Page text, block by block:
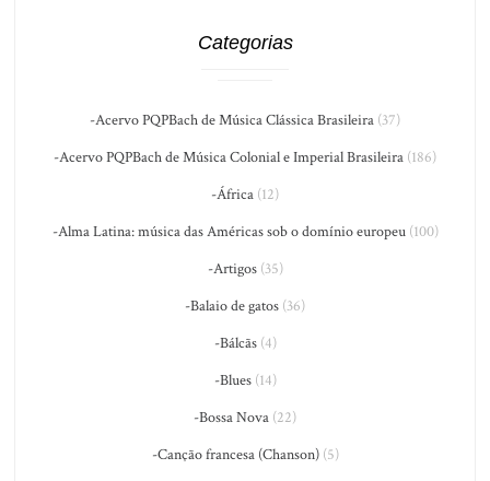
Categorias
-Acervo PQPBach de Música Clássica Brasileira (37)
-Acervo PQPBach de Música Colonial e Imperial Brasileira (186)
-África (12)
-Alma Latina: música das Américas sob o domínio europeu(100)
-Artigos(35)
-Balaio de gatos (36)
-Bálcãs(4)
-Blues(14)
-Bossa Nova (22)
-Canção francesa (Chanson)(5)